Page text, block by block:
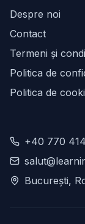
Despre noi
Contact
Termeni și
Politica de
Politica de
+40 770
București,